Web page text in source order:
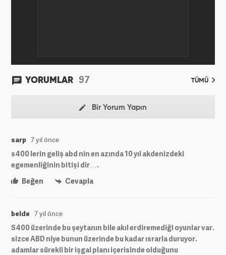
YORUMLAR 97 TÜMÜ
Bir Yorum Yapın
sarp 7 yıl önce
s400 lerin geliş abd nin en azında 10 yıl akdenizdeki
egemenliğinin bitişi dir….
Beğen
Cevapla
belde 7 yıl önce
S400 üzerinde bu şeytanın bile akıl erdiremediği oyunlar var.
sizce ABD niye bunun üzerinde bu kadar ısrarla duruyor.
adamlar sürekli bir işgal planı içerisinde olduğunu